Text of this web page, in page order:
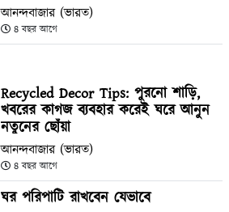
আনন্দবাজার (ভারত)
৪ বছর আগে
Recycled Decor Tips: পুরনো শাড়ি,
খবরের কাগজ ব্যবহার করেই ঘরে আনুন
নতুনের ছোঁয়া
আনন্দবাজার (ভারত)
৪ বছর আগে
ঘর পরিপাটি রাখবেন যেভাবে